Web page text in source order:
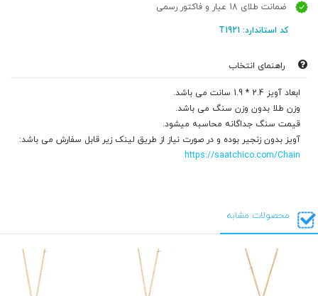
ضمانت طلای 18 عیار و فاکتور رسمی
کد استاندارد: T1921
راهنمای انتخاب
ابعاد آویز 2.4 * 1.9 سانت می باشد.
وزن طلا بدون وزن سنگ می باشد.
قیمت سنگ جداگانه محاسبه میشود.
آویز بدون زنجیر بوده و در صورت نیاز از طریق لینک زیر قابل سفارش می باشد:
https://saatchico.com/Chain
محصولات مشابه